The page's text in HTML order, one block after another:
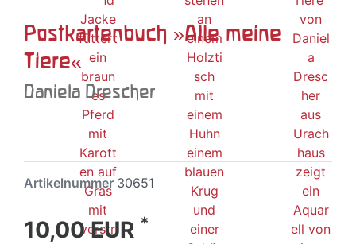
Postkartenbuch »Alle meine
Tiere«
Daniela Drescher
Artikelnummer 30651
10,00 EUR *